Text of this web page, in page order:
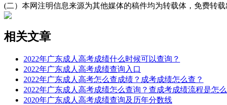
(二）本网注明信息来源为其他媒体的稿件均为转载体，免费转
相关文章
2022年广东成人高考成绩什么时候可以查询？
2022年广东成人高考成绩查询入口
2022年广东成人高考怎么查成绩？成考成绩怎么查？
2022年广东成人高考成绩怎么查询？查成考成绩流程是怎
2020年广东成人高考成绩查询及历年分数线